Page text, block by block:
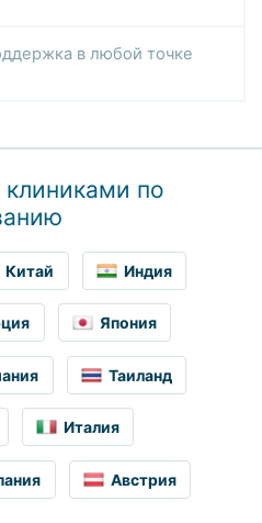
в любой точке
по
Китай Индия
Япония
Таиланд
Италия
Австрия